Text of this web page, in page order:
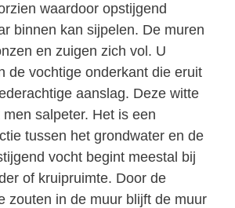
waardoor opstijgend
binnen kan sijpelen. De muren
en zuigen zich vol. U
de vochtige onderkant die eruit
aanslag. Deze witte
salpeter. Het is een
tussen het grondwater en de
vocht begint meestal bij
of kruipruimte. Door de
zouten in de muur blijft de muur